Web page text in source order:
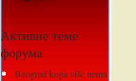
Активне теме
форума
Beograd koga više nema